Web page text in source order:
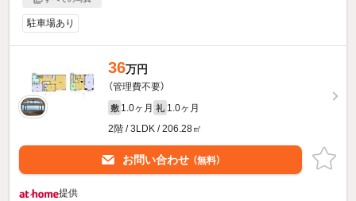
駐車場あり
36万円
（管理費不要）
敷 1.0ヶ月 礼 1.0ヶ月
2階 / 3LDK / 206.28㎡
お問い合わせ （無料）
提供